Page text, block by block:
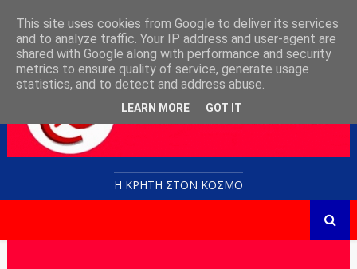
Η ΚΡΗΤΗ ΣΤΟN KOΣΜΟ
This site uses cookies from Google to deliver its services
and to analyze traffic. Your IP address and user-agent are
shared with Google along with performance and security
metrics to ensure quality of service, generate usage
statistics, and to detect and address abuse.
LEARN MORE GOT IT